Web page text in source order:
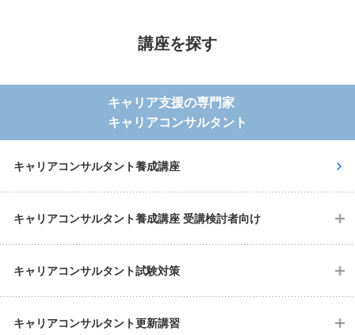
講座を探す
キャリア支援の専門家
キャリアコンサルタント
キャリアコンサルタント養成講座
キャリアコンサルタント養成講座 受講検討者向け
キャリアコンサルタント試験対策
キャリアコンサルタント更新講習